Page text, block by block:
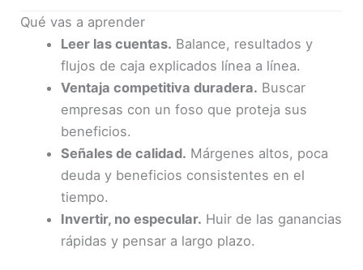
Qué vas a aprender
Leer las cuentas. Balance, resultados y
flujos de caja explicados línea a línea.
Ventaja competitiva duradera. Buscar
empresas con un foso que proteja sus
beneficios.
Señales de calidad. Márgenes altos, poca
deuda y beneficios consistentes en el
tiempo.
Invertir, no especular. Huir de las ganancias
rápidas y pensar a largo plazo.